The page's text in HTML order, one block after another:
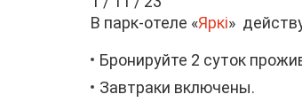
В парк-отеле «Яркi»
Бронируйте 2 суток
Завтраки включены.